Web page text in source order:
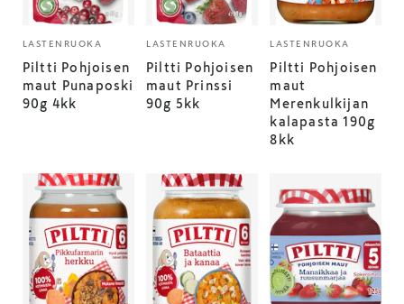
LASTENRUOKA
Piltti Pohjoisen
maut Punaposki
90g 4kk
LASTENRUOKA
Piltti Pohjoisen
maut Prinssi
90g 5kk
LASTENRUOKA
Piltti Pohjoisen
maut
Merenkulkijan
kalapasta 190g
8kk